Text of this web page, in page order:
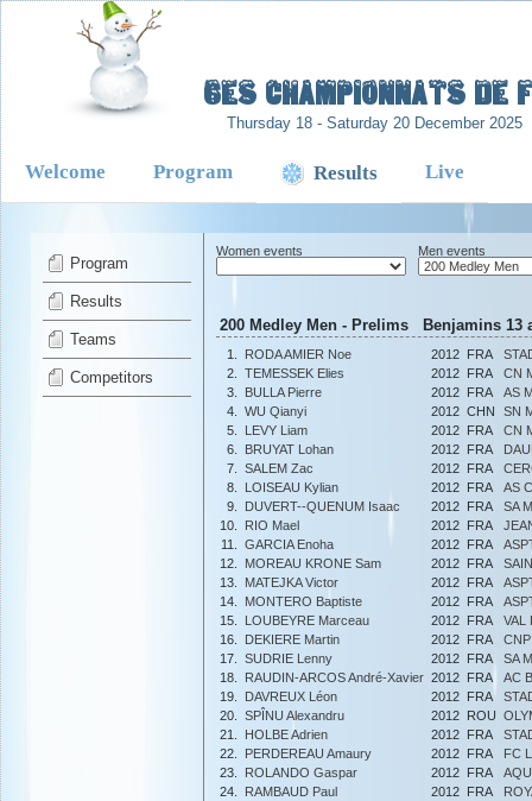
6es Championnats de
Thursday 18 - Saturday 20 December 2025
Welcome Program Results Live
Program
Results
Teams
Competitors
Women events Men events
200 Medley Men - Prelims Benjamins 13
1. RODA AMIER Noe 2012 FRA
2.
TEMESSEK Elies 2012 FRA
CN
3.
BULLA Pierre 2012 FRA
AS
4.
WU Qianyi 2012 CHN
SN
5.
LEVY Liam 2012 FRA
CN
6.
BRUYAT Lohan 2012 FRA
7.
SALEM Zac 2012 FRA
8.
LOISEAU Kylian 2012 FRA
AS
9.
DUVERT--QUENUM Isaac 2012 FRA
SA
10.
RIO Mael 2012 FRA
11.
GARCIA Enoha 2012 FRA
12.
MOREAU KRONE Sam 2012 FRA
13.
MATEJKA Victor 2012 FRA
14.
MONTERO Baptiste 2012 FRA
15.
LOUBEYRE Marceau 2012 FRA
VAL
16.
DEKIERE Martin 2012 FRA
17.
SUDRIE Lenny 2012 FRA
SA
18.
RAUDIN-ARCOS André-Xavier 2012 FRA
AC
19.
DAVREUX Léon 2012 FRA
20.
SPÎNU Alexandru 2012 ROU
21.
HOLBE Adrien 2012 FRA
22.
PERDEREAU Amaury 2012 FRA
FC
23.
ROLANDO Gaspar 2012 FRA
24.
RAMBAUD Paul 2012 FRA